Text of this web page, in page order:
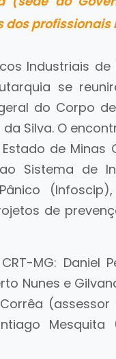
profissionais
Industriais de
se
do Corpo
Silva. O
de Minas
Sistema de
de
MG: Daniel
Nunes e
(assessor
Mesquita